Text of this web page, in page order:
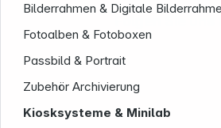
Bilderrahmen & Digitale
Fotoalben & Fotoboxen
Passbild & Portrait
Zubehör Archivierung
Kiosksysteme & Minilab
Folgen Sie uns